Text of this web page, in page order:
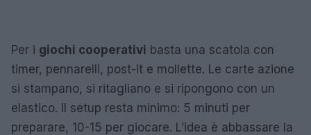
Per i giochi cooperativi basta una scatola con
timer, pennarelli, post-it e mollette. Le carte azione
si stampano, si ritagliano e si ripongono con un
elastico. Il setup resta minimo: 5 minuti per
preparare, 10-15 per giocare. L’idea è abbassare la